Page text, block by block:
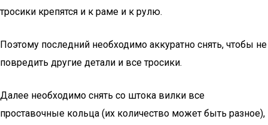
тросики крепятся и к раме и к рулю.
Поэтому последний необходимо аккуратно снять, чтобы не
повредить другие детали и все тросики.
Далее необходимо снять со штока вилки все
проставочные кольца (их количество может быть разное),